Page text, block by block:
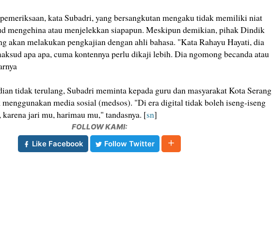
kata Subadri, yang bersangkutan mengaku tidak memiliki niat
mengehina atau menjelekkan siapapun. Meskipun demikian, pihak Dindik
akan melakukan pengkajian dengan ahli bahasa. "Kata Rahayu Hayati, dia
apa apa, cuma kontennya perlu dikaji lebih. Dia ngomong becanda atau
tidak terulang, Subadri meminta kepada guru dan masyarakat Kota Serang
media sosial (medsos). "Di era digital tidak boleh iseng-iseng
karena jari mu, harimau mu," tandasnya. [sn]
FOLLOW KAMI:
Like Facebook
Follow Twitter